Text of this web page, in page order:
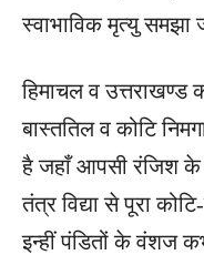
स्वाभाविक मृत्यु समझा
हिमाचल व उत्तराखण्ड
बास्ततिल व कोटि
है जहाँ आपसी रंजिश के
तंत्र विद्या से पूरा
इन्हीं पंडितों के वंशज